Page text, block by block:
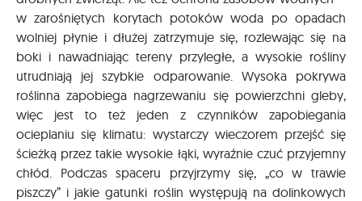
w zarośniętych korytach potoków woda po opadach
wolniej płynie i dłużej zatrzymuje się, rozlewając się na
boki i nawadniając tereny przyległe, a wysokie rośliny
utrudniają jej szybkie odparowanie. Wysoka pokrywa
roślinna zapobiega nagrzewaniu się powierzchni gleby,
więc jest to też jeden z czynników zapobiegania
ocieplaniu się klimatu: wystarczy wieczorem przejść się
ścieżką przez takie wysokie łąki, wyraźnie czuć przyjemny
chłód. Podczas spaceru przyjrzymy się, „co w trawie
piszczy” i jakie gatunki roślin występują na dolinkowych